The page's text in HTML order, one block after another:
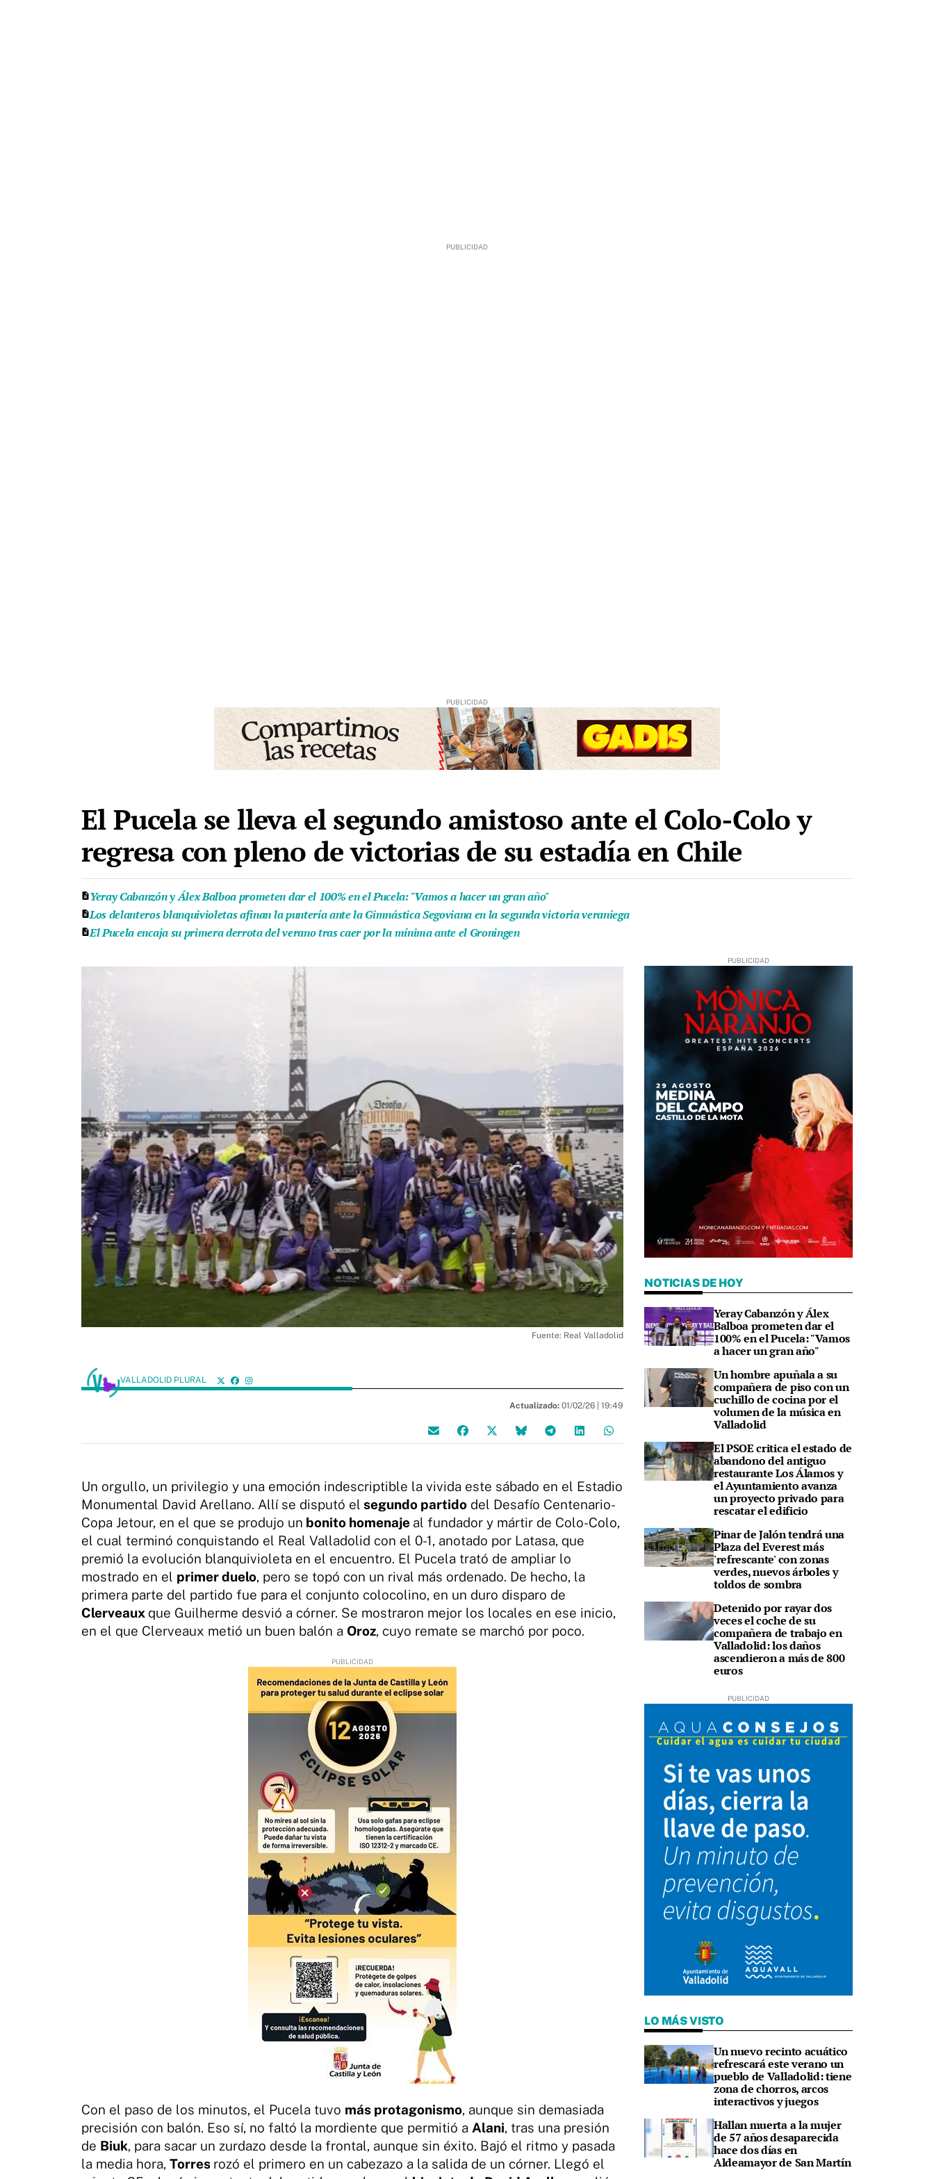
El Pucela se lleva el segundo amistoso ante el Colo-Colo y
regresa con pleno de victorias de su estadía en Chile
Yeray Cabanzón y Álex Balboa prometen dar el 100% en el Pucela: "Vamos a hacer un gran año"
Los delanteros blanquivioletas afinan la puntería ante la Gimnástica Segoviana en la segunda victoria veraniega
El Pucela encaja su primera derrota del verano tras caer por la mínima ante el Groningen
Fuente: Real Valladolid
VALLADOLID PLURAL
Actualizado: 01/02/26 | 19:49
Un orgullo, un privilegio y una emoción indescriptible la vivida este sábado en el Estadio
Monumental David Arellano. Allí se disputó el segundo partido del Desafío Centenario-
Copa Jetour, en el que se produjo un bonito homenaje al fundador y mártir de Colo-Colo,
el cual terminó conquistando el Real Valladolid con el 0-1, anotado por Latasa, que
premió la evolución blanquivioleta en el encuentro. El Pucela trató de ampliar lo
mostrado en el primer duelo, pero se topó con un rival más ordenado. De hecho, la
primera parte del partido fue para el conjunto colocolino, en un duro disparo de
Clerveaux que Guilherme desvió a córner. Se mostraron mejor los locales en ese inicio,
en el que Clerveaux metió un buen balón a Oroz, cuyo remate se marchó por poco.
Con el paso de los minutos, el Pucela tuvo más protagonismo, aunque sin demasiada
precisión con balón. Eso sí, no faltó la mordiente que permitió a Alani, tras una presión
de Biuk, para sacar un zurdazo desde la frontal, aunque sin éxito. Bajó el ritmo y pasada
la media hora, Torres rozó el primero en un cabezazo a la salida de un córner. Llegó el
NOTICIAS DE HOY
Yeray Cabanzón y Álex
Balboa prometen dar el
100% en el Pucela: "Vamos
a hacer un gran año"
Un hombre apuñala a su
compañera de piso con un
cuchillo de cocina por el
volumen de la música en
Valladolid
El PSOE critica el estado de
abandono del antiguo
restaurante Los Álamos y
el Ayuntamiento avanza
un proyecto privado para
rescatar el edificio
Pinar de Jalón tendrá una
Plaza del Everest más
'refrescante' con zonas
verdes, nuevos árboles y
toldos de sombra
Detenido por rayar dos
veces el coche de su
compañera de trabajo en
Valladolid: los daños
ascendieron a más de 800
euros
LO MÁS VISTO
Un nuevo recinto acuático
refrescará este verano un
pueblo de Valladolid: tiene
zona de chorros, arcos
interactivos y juegos
Hallan muerta a la mujer
de 57 años desaparecida
hace dos días en
Aldeamayor de San Martín